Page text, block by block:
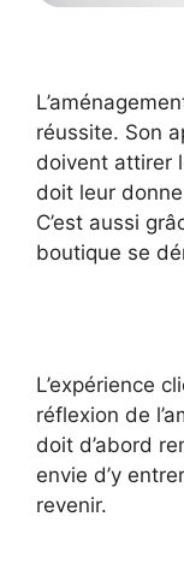
réussite. Son
doivent attirer
doit leur
C’est aussi
boutique se
L’expérience
réflexion de
doit d’abord
envie d’y
revenir.